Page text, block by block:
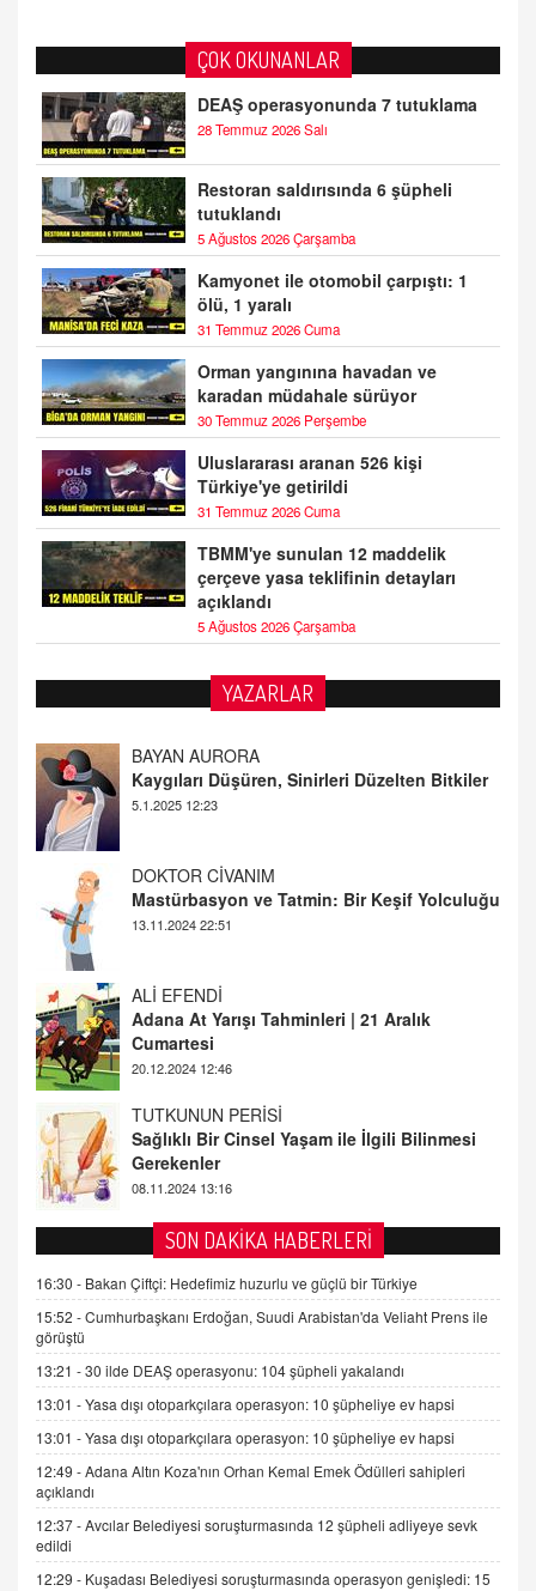
ÇOK OKUNANLAR
DEAŞ operasyonunda 7 tutuklama
28 Temmuz 2026 Salı
Restoran saldırısında 6 şüpheli
tutuklandı
5 Ağustos 2026 Çarşamba
Kamyonet ile otomobil çarpıştı: 1
ölü, 1 yaralı
31 Temmuz 2026 Cuma
Orman yangınına havadan ve
karadan müdahale sürüyor
30 Temmuz 2026 Perşembe
Uluslararası aranan 526 kişi
Türkiye'ye getirildi
31 Temmuz 2026 Cuma
TBMM'ye sunulan 12 maddelik
çerçeve yasa teklifinin detayları
açıklandı
5 Ağustos 2026 Çarşamba
YAZARLAR
DOKTOR CİVANIM
Mastürbasyon ve Tatmin: Bir Keşif Yolculuğu
13.11.2024 22:51
ALİ EFENDİ
Adana At Yarışı Tahminleri | 21 Aralık
Cumartesi
TUTKUNUN PERİSİ
Sağlıklı Bir Cinsel Yaşam ile İlgili Bilinmesi
Gerekenler
08.11.2024 13:16
FARUK ÖNALAN
Tezkere Onaylanmasaydı…
2 Kasım 2021 Salı 00:11
AV. DOĞAN CAN DOĞAN
Kişisel verilerin korunması ve dijital hukukun
gelişimi
15.09.2025 16:17
SEHER EREK
Kış Ayları Geldi, Hangi Önlemler Alınmalı?
9.12.2025 10:11
İNCİ GÜL AKÖL
06.07.2026 13:00
SON DAKİKA HABERLERİ
16:30 - Bakan Çiftçi: Hedefimiz huzurlu ve güçlü bir Türkiye
15:52 -Cumhurbaşkanı Erdoğan, Suudi Arabistan'da Veliaht Prens ile
görüştü
13:21 -30 ilde DEAŞ operasyonu: 104 şüpheli yakalandı
13:01 -Yasa dışı otoparkçılara operasyon: 10 şüpheliye ev hapsi
13:01 -Yasa dışı otoparkçılara operasyon: 10 şüpheliye ev hapsi
12:49 -Adana Altın Koza'nın Orhan Kemal Emek Ödülleri sahipleri
açıklandı
12:37 -Avcılar Belediyesi soruşturmasında 12 şüpheli adliyeye sevk
edildi
12:29 - Kuşadası Belediyesi soruşturmasında operasyon genişledi: 15